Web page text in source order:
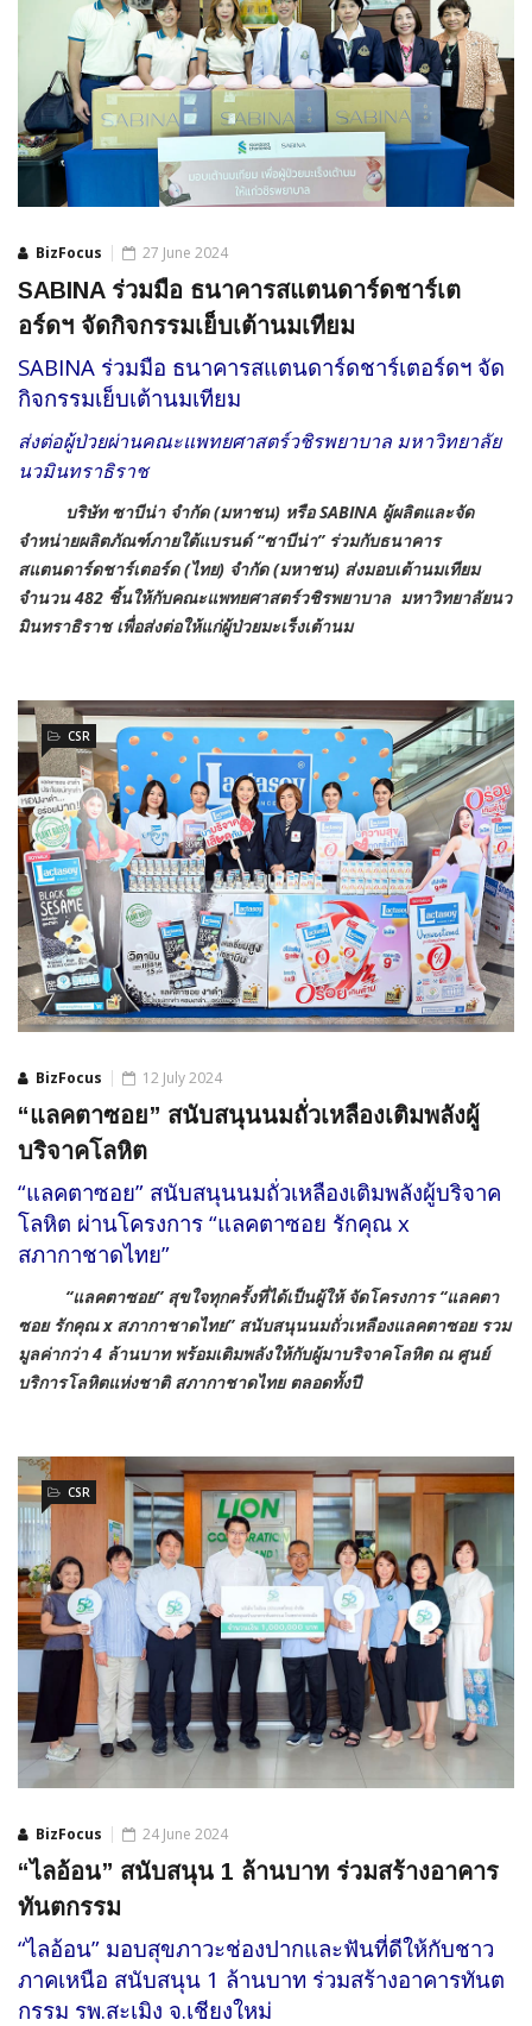
BizFocus 27 June 2024
SABINA ร่วมมือ ธนาคารสแตนดาร์ดชาร์เต
อร์ดฯ จัดกิจกรรมเย็บเต้านมเทียม
SABINA ร่วมมือ ธนาคารสแตนดาร์ดชาร์เตอร์ดฯ จัด
กิจกรรมเย็บเต้านมเทียม
ส่งต่อผู้ป่วยผ่านคณะแพทยศาสตร์วชิรพยาบาล มหาวิทยาลัย
นวมินทราธิราช
บริษัท ซาบีน่า จำกัด (มหาชน) หรือ SABINA ผู้ผลิตและจัด
จำหน่ายผลิตภัณฑ์ภายใต้แบรนด์ “ซาบีน่า” ร่วมกับธนาคาร
สแตนดาร์ดชาร์เตอร์ด (ไทย) จำกัด (มหาชน) ส่งมอบเต้านมเทียม
จำนวน 482 ชิ้นให้กับคณะแพทยศาสตร์วชิรพยาบาล มหาวิทยาลัยนว
มินทราธิราช เพื่อส่งต่อให้แก่ผู้ป่วยมะเร็งเต้านม
BizFocus
CSR
12 July 2024
“แลคตาซอย” สนับสนุนนมถั่วเหลืองเติมพลังผู้
บริจาคโลหิต
“แลคตาซอย” สนับสนุนนมถั่วเหลืองเติมพลังผู้บริจาค
โลหิต ผ่านโครงการ “แลคตาซอย รักคุณ x
สภากาชาดไทย”
“แลคตาซอย” สุขใจทุกครั้งที่ได้เป็นผู้ให้จัดโครงการ “แลคตา
ซอย รักคุณx สภากาชาดไทย” สนับสนุนนมถั่วเหลืองแลคตาซอย รวม
มูลค่ากว่า4 ล้านบาท พร้อมเติมพลังให้กับผู้มาบริจาคโลหิต ณ ศูนย์
บริการโลหิตแห่งชาติ สภากาชาดไทย ตลอดทั้งปี
BizFocus
CSR
24 June 2024
“ไลอ้อน” สนับสนุน 1 ล้านบาท ร่วมสร้างอาคาร
ทันตกรรม
“ไลอ้อน” มอบสุขภาวะช่องปากและฟันที่ดีให้กับชาว
ภาคเหนือ สนับสนุน 1 ล้านบาท ร่วมสร้างอาคารทันต
กรรม รพ.สะเมิง จ.เชียงใหม่